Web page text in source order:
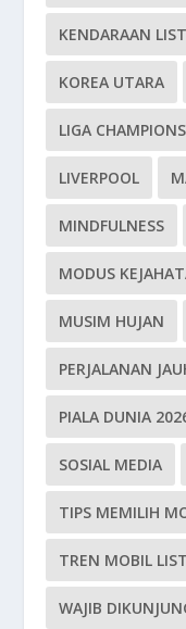
KENDARAAN
KOREA UTARA
LIGA
LIVERPOOL
MINDFULNESS
MODUS
MUSIM HUJAN
PERJALANAN
PIALA DUNIA
SOSIAL MEDIA
TIPS MEMILIH
TREN MOBIL
WAJIB